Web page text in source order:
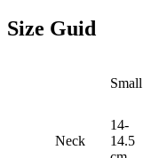
Size Guid
Small
Neck
14-
14.5